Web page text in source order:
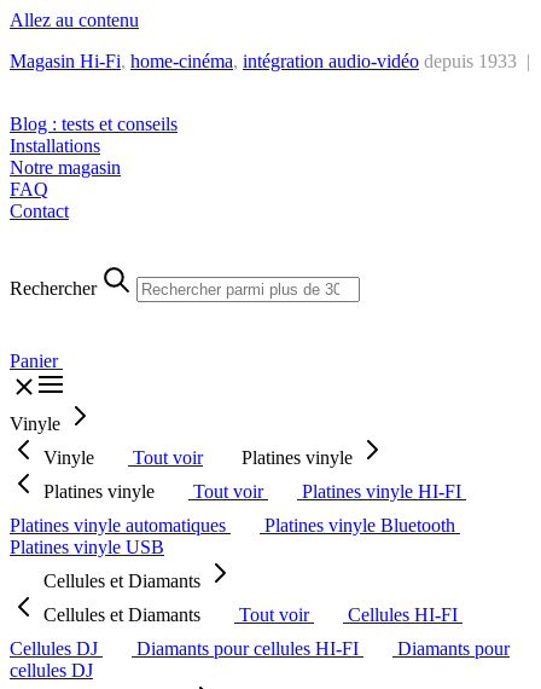
Allez au contenu
Magasin Hi-Fi, home-cinéma, intégration audio-vidéo depuis 1933 |
Blog : tests et conseils
Installations
Notre magasin
FAQ
Contact
Rechercher
Panier
Vinyle
Vinyle
Tout voir
Platines vinyle
Platines vinyle
Tout voir
Platines vinyle HI-FI
Platines vinyle automatiques
Platines vinyle Bluetooth
Platines vinyle USB
Cellules et Diamants
Cellules et Diamants
Tout voir
Cellules HI-FI
Cellules DJ
Diamants pour cellules HI-FI
Diamants pour
cellules DJ